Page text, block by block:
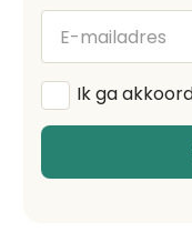
E-
mailadres
Algemene
voorwaarden*
Ik ga